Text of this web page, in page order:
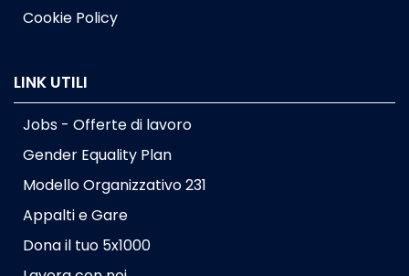
Cookie Policy
LINK UTILI
Jobs - Offerte di lavoro
Gender Equality Plan
Modello Organizzativo 231
Appalti e Gare
Dona il tuo 5x1000